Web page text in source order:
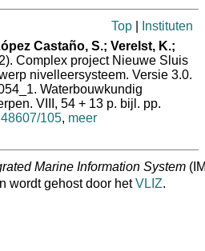
Top
Instituten
Castaño, S.; Verelst, K.;
Complex project Nieuwe Sluis
nivelleersysteem. Versie 3.0.
Waterbouwkundig
VIII, 54 + 13 p. bijl. pp.
105, meer
Marine Information System
wordt gehost door hetVLIZ.